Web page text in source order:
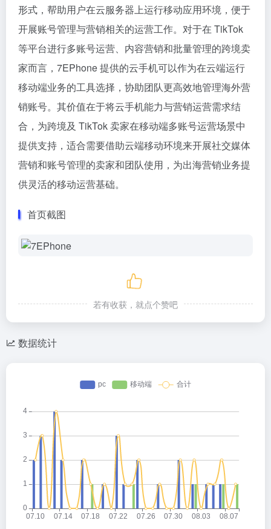
形式，帮助用户在云服务器上运行移动应用环境，便于
开展账号管理与营销相关的运营工作。对于在 TikTok
等平台进行多账号运营、内容营销和批量管理的跨境卖
家而言，7EPhone 提供的云手机可以作为在云端运行
移动端业务的工具选择，协助团队更高效地管理海外营
销账号。其价值在于将云手机能力与营销运营需求结
合，为跨境及 TikTok 卖家在移动端多账号运营场景中
提供支持，适合需要借助云端移动环境来开展社交媒体
营销和账号管理的卖家和团队使用，为出海营销业务提
供灵活的移动运营基础。
首页截图
若有收获，就点个赞吧
数据统计